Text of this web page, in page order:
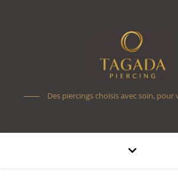
Des piercings choisis avec soin, pour